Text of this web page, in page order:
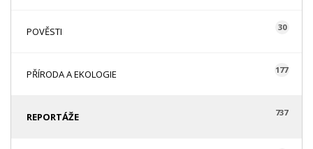
POVĚSTI 30
PŘÍRODA A EKOLOGIE 177
REPORTÁŽE 737